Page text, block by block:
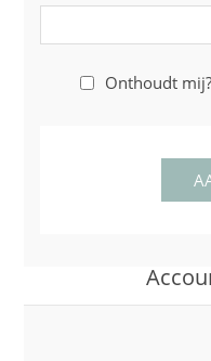
Onthoudt mij?